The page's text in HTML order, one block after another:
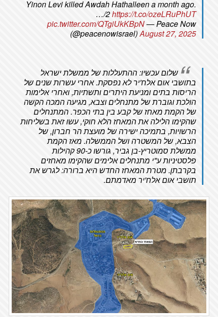
Yinon Levi killed Awdah Hathalleen a month ago.
…/2https://t.co/ozeLRuPhUT
pic.twitter.com/QTgiUkKBpN— Peace Now
(@peacenowisrael)August 27, 2025
שלום עכשיו: ההתעללות של ממשלת ישראל
בתושבי אום אלח'יר לא נפסקת. אחרי עשרות שנים של
הריסות בתים ומניעת היתרים ותשתיות, ואחרי אלימות
הולכת וגוברת של מתנחלים וצבא, מגיעה המכה הקשה
של הקמת מאחז של קבע בין בתי הכפר. המתנחלים
שהקימו הלילה את המאחז הלא חוקי, עשו זאת בשליחות
הרשויות, בתמיכה ישירה של מועצת הר חברון, של
הצבא, של המשטרה ושל הממשלה. מאז הקמת
ממשלת סמוטריץ-בן גביר, גורשו כ-90 קהילות
פלסטיניות ע"י מתנחלים אלימים שהקימו מאחזים
בקרבתן. מטרת המאחז החדש היא ברורה: לגרש את
תושבי אום אלח'יר מאדמתם.